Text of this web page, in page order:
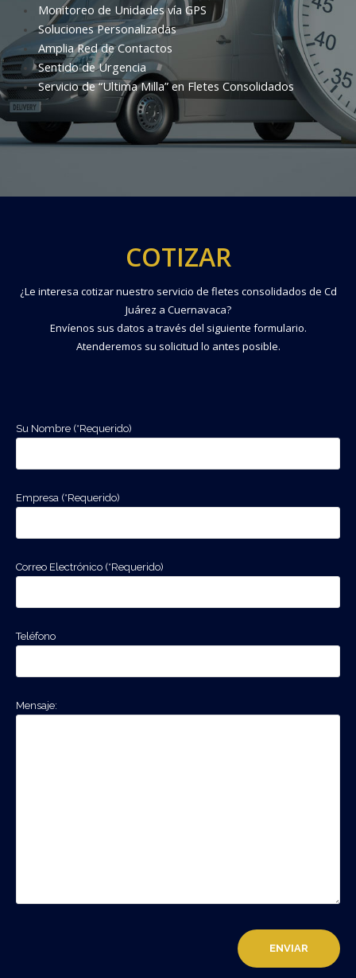
Monitoreo de Unidades vía GPS
Soluciones Personalizadas
Amplia Red de Contactos
Sentido de Urgencia
Servicio de “Ultima Milla” en Fletes Consolidados
COTIZAR
¿Le interesa cotizar nuestro servicio de fletes consolidados de Cd
Juárez a Cuernavaca?
Envíenos sus datos a través del siguiente formulario.
Atenderemos su solicitud lo antes posible.
Su Nombre (*Requerido)
Empresa (*Requerido)
Correo Electrónico (*Requerido)
Teléfono
Mensaje: